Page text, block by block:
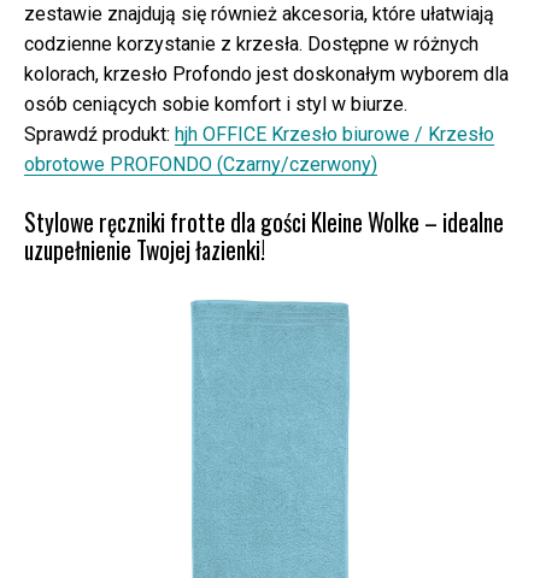
zestawie znajdują się również akcesoria, które ułatwiają
codzienne korzystanie z krzesła. Dostępne w różnych
kolorach, krzesło Profondo jest doskonałym wyborem dla
osób ceniących sobie komfort i styl w biurze.
Sprawdź produkt: hjh OFFICE Krzesło biurowe / Krzesło
obrotowe PROFONDO (Czarny/czerwony)
Stylowe ręczniki frotte dla gości Kleine Wolke – idealne
uzupełnienie Twojej łazienki!